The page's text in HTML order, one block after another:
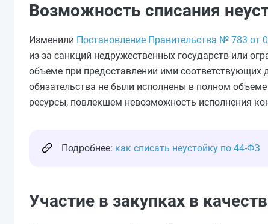
Возможность списания
Изменили Постановление Правительства № 783 от
из-за санкций недружественных государств или
объеме при предоставлении ими соответствующих
обязательства не были исполнены в полном
ресурсы, повлекшем невозможность исполнения
Подробнее: как списать неустойку по 44-ФЗ
Участие в закупках в